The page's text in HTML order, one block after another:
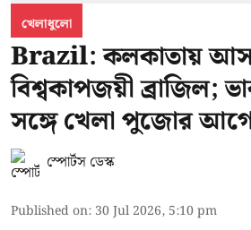
খেলাধুলো
Brazil: কলকাতায়
বিশ্বকাপজয়ী ব্রাজিল;
সঙ্গে খেলা পুজোর
স্পোর্টস ডেস্ক
Published on: 30 Jul 2026, 5:10 pm